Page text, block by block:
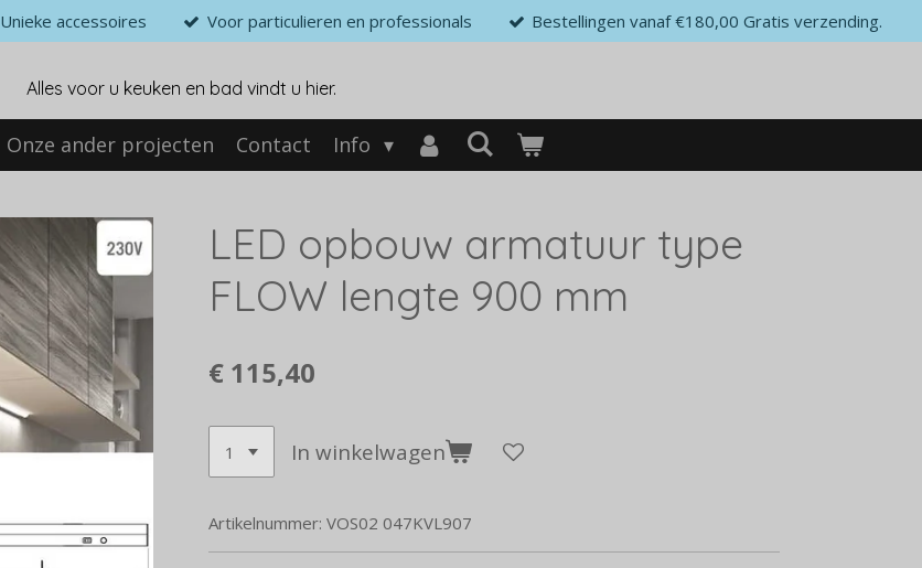
Unieke accessoires Voor particulieren en professionals Bestellingen vanaf €180,00 Gratis verzending.
Alles voor u keuken en bad vindt u hier.
Onze ander projecten Contact Info
LED opbouw armatuur type
FLOW lengte 900 mm
€ 115,40
In winkelwagen
Artikelnummer: VOS02 047KVL907